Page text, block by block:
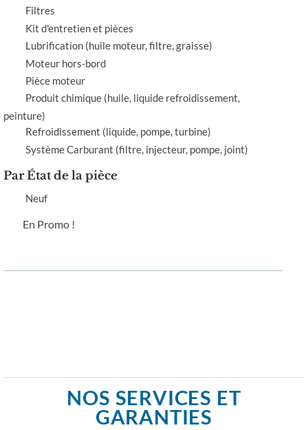
Filtres
Kit d'entretien et pièces
Lubrification (huile moteur, filtre, graisse)
Moteur hors-bord
Pièce moteur
Produit chimique (huile, liquide refroidissement,
peinture)
Refroidissement (liquide, pompe, turbine)
Système Carburant (filtre, injecteur, pompe, joint)
Par État de la pièce
Neuf
En Promo !
NOS SERVICES ET
GARANTIES